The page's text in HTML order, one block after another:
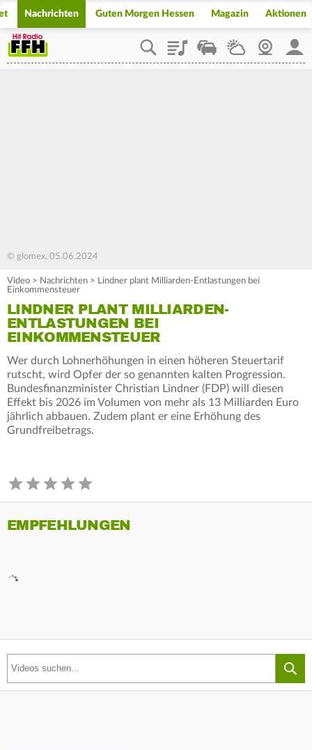
Nachrichten Guten Morgen Hessen Magazin Aktionen
PlaylistStaupilotWetterWebcam
© glomex, 05.06.2024
Video > Nachrichten > Lindner plant Milliarden-Entlastungen bei
Einkommensteuer
LINDNER PLANT MILLIARDEN-
ENTLASTUNGEN BEI
EINKOMMENSTEUER
Wer durch Lohnerhöhungen in einen höheren Steuertarif
rutscht, wird Opfer der so genannten kalten Progression.
Bundesfinanzminister Christian Lindner (FDP) will diesen
Effekt bis 2026 im Volumen von mehr als 13 Milliarden Euro
jährlich abbauen. Zudem plant er eine Erhöhung des
Grundfreibetrags.
EMPFEHLUNGEN